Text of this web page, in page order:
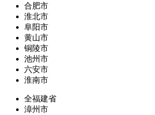
合肥市
淮北市
阜阳市
黄山市
铜陵市
池州市
六安市
淮南市
全福建省
漳州市